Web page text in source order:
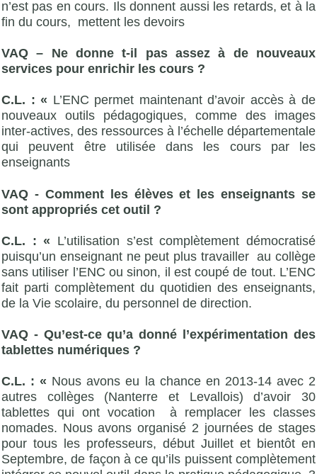
n’est pas en cours. Ils donnent aussi les retards, et à la
fin du cours, mettent les devoirs
VAQ – Ne donne t-il pas assez à de nouveaux
services pour enrichir les cours ?
C.L. : « L’ENC permet maintenant d’avoir accès à de
nouveaux outils pédagogiques, comme des images
inter-actives, des ressources à l’échelle départementale
qui peuvent être utilisée dans les cours par les
enseignants
VAQ - Comment les élèves et les enseignants se
sont appropriés cet outil ?
C.L. : « L’utilisation s’est complètement démocratisé
puisqu’un enseignant ne peut plus travailler au collège
sans utiliser l’ENC ou sinon, il est coupé de tout. L’ENC
fait parti complètement du quotidien des enseignants,
de la Vie scolaire, du personnel de direction.
VAQ - Qu’est-ce qu’a donné l’expérimentation des
tablettes numériques ?
C.L. : « Nous avons eu la chance en 2013-14 avec 2
autres collèges (Nanterre et Levallois) d’avoir 30
tablettes qui ont vocation à remplacer les classes
nomades. Nous avons organisé 2 journées de stages
pour tous les professeurs, début Juillet et bientôt en
Septembre, de façon à ce qu’ils puissent complètement